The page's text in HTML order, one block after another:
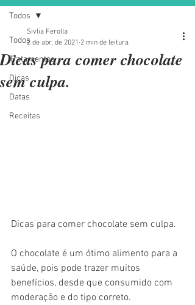
Todos
Tratamentos
Dicas
Datas
Receitas
Todos
Dicas para comer chocolate
sem culpa.
Sivlia Ferolla
2 de abr. de 2021 2 min de leitura
Dicas para comer chocolate sem culpa.
O chocolate é um ótimo alimento para a
saúde, pois pode trazer muitos
benefícios, desde que consumido com
moderação e do tipo correto.